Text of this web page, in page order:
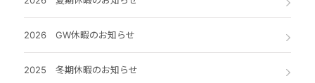
2026 GW休暇のお知らせ
2025 冬期休暇のお知らせ